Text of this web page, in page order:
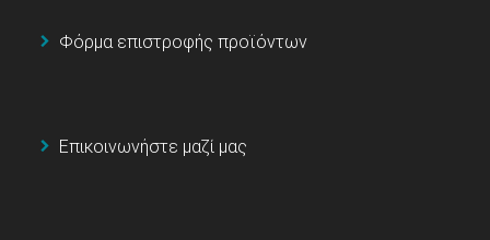
Φόρμα επιστροφής προϊόντων
Επικοινωνήστε μαζί μας